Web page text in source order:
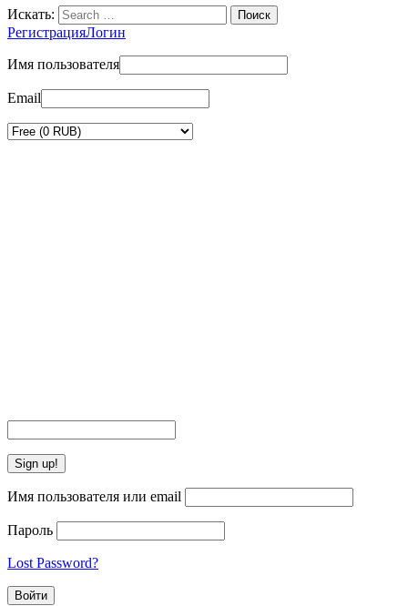
Искать:
РегистрацияЛогин
Имя пользователя
Email
Имя пользователя или email
Пароль
Lost Password?